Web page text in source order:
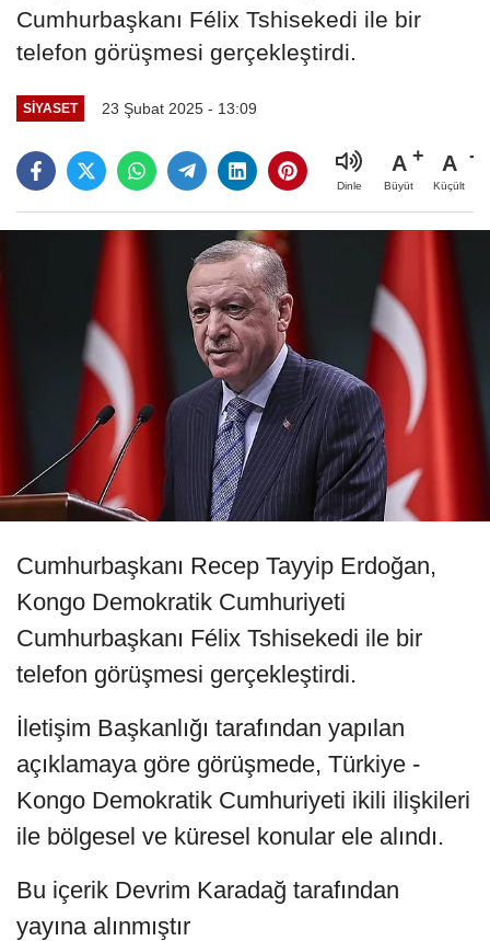
Cumhurbaşkanı Félix Tshisekedi ile bir
telefon görüşmesi gerçekleştirdi.
SIYASET 23 Şubat 2025 - 13:09
Dinle
A
Büyüt
A
Küçült
Cumhurbaşkanı Recep Tayyip Erdoğan,
Kongo Demokratik Cumhuriyeti
Cumhurbaşkanı Félix Tshisekedi ile bir
telefon görüşmesi gerçekleştirdi.
İletişim Başkanlığı tarafından yapılan
açıklamaya göre görüşmede, Türkiye -
Kongo Demokratik Cumhuriyeti ikili ilişkileri
ile bölgesel ve küresel konular ele alındı.
Bu içerik Devrim Karadağ tarafından
yayına alınmıştır